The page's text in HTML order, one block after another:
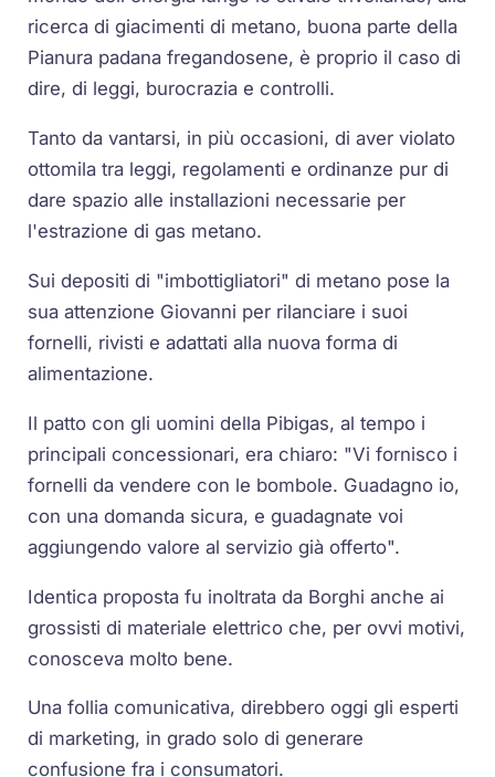
ricerca di giacimenti di metano, buona parte della
Pianura padana fregandosene, è proprio il caso di
dire, di leggi, burocrazia e controlli.
Tanto da vantarsi, in più occasioni, di aver violato
ottomila tra leggi, regolamenti e ordinanze pur di
dare spazio alle installazioni necessarie per
l'estrazione di gas metano.
Sui depositi di "imbottigliatori" di metano pose la
sua attenzione Giovanni per rilanciare i suoi
fornelli, rivisti e adattati alla nuova forma di
alimentazione.
Il patto con gli uomini della Pibigas, al tempo i
principali concessionari, era chiaro: "Vi fornisco i
fornelli da vendere con le bombole. Guadagno io,
con una domanda sicura, e guadagnate voi
aggiungendo valore al servizio già offerto".
Identica proposta fu inoltrata da Borghi anche ai
grossisti di materiale elettrico che, per ovvi motivi,
conosceva molto bene.
Una follia comunicativa, direbbero oggi gli esperti
di marketing, in grado solo di generare
confusione fra i consumatori.